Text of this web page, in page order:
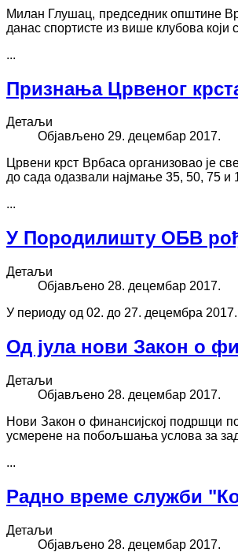
Милан Глушац, председник општине
данас спортисте из више клубова
...
Признања Црвеног
Детаљи
Објављено 29. децембар 2017.
Црвени крст Врбаса организовао је
до сада одазвали најмање 35, 50, 75 и
...
У Породилишту ОБВ
Детаљи
Објављено 28. децембар 2017.
У периоду од 02. до 27. децембра
Од јула нови Закон о
Детаљи
Објављено 28. децембар 2017.
Нови Закон о финансијској подршци
усмерене на побољшања услова за
...
Радно време служби
Детаљи
Објављено 28. децембар 2017.